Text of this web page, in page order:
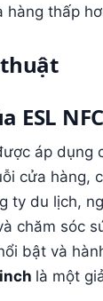
hàng thấp
ESL
áp dụng
cửa hàng,
ty du lịch,
chăm sóc
bật và
là một